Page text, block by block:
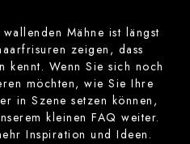
Mähne ist längst
zeigen, dass
kennt. Wenn Sie sich noch
möchten, wie Sie Ihre
in Szene setzen können,
kleinen FAQ weiter.
Inspiration und Ideen.